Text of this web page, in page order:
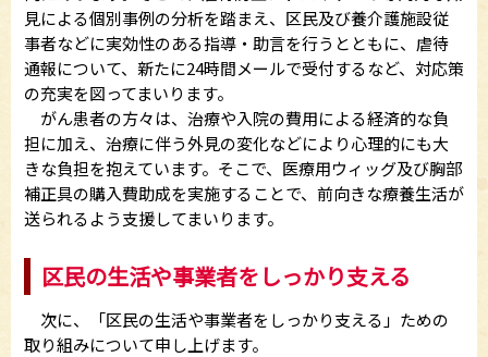
見による個別事例の分析を踏まえ、区民及び養介護施設従
事者などに実効性のある指導・助言を行うとともに、虐待
通報について、新たに24時間メールで受付するなど、対応策
の充実を図ってまいります。
がん患者の方々は、治療や入院の費用による経済的な負
担に加え、治療に伴う外見の変化などにより心理的にも大
きな負担を抱えています。そこで、医療用ウィッグ及び胸部
補正具の購入費助成を実施することで、前向きな療養生活が
送られるよう支援してまいります。
区民の生活や事業者をしっかり支える
次に、「区民の生活や事業者をしっかり支える」ための
取り組みについて申し上げます。